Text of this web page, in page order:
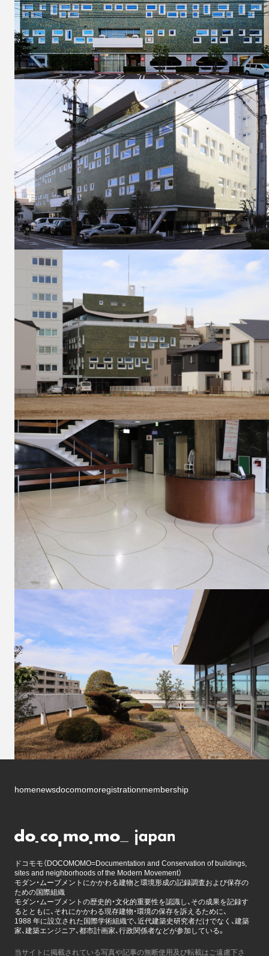
homenewsdocomomoregistrationmembership
ドコモモ（DOCOMOMO=Documentation and Conservation of buildings,
sites and neighborhoods of the Modern Movement）
モダン・ムーブメントにかかわる建物と環境形成の記録調査および保存の
ための国際組織
モダン・ムーブメントの歴史的・文化的重要性を認識し、その成果を記録す
るとともに、それにかかわる現存建物・環境の保存を訴えるために、
1988 年に設立された国際学術組織で、近代建築史研究者だけでなく、建築
家、建築エンジニア、都市計画家、行政関係者などが参加している。
当サイトに掲載されている写真や記事の無断使用及び転載はご遠慮下さ